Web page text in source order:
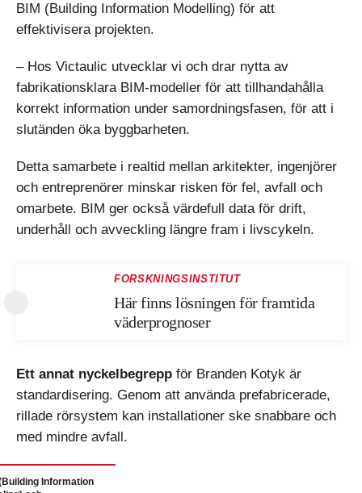
BIM (Building Information Modelling) för att
effektivisera projekten.
– Hos Victaulic utvecklar vi och drar nytta av
fabrikationsklara BIM-modeller för att tillhandahålla
korrekt information under samordningsfasen, för att i
slutänden öka byggbarheten.
Detta samarbete i realtid mellan arkitekter, ingenjörer
och entreprenörer minskar risken för fel, avfall och
omarbete. BIM ger också värdefull data för drift,
underhåll och avveckling längre fram i livscykeln.
FORSKNINGSINSTITUT
Här finns lösningen för framtida
väderprognoser
Ett annat nyckelbegrepp för Branden Kotyk är
standardisering. Genom att använda prefabricerade,
rillade rörsystem kan installationer ske snabbare och
med mindre avfall.
Information